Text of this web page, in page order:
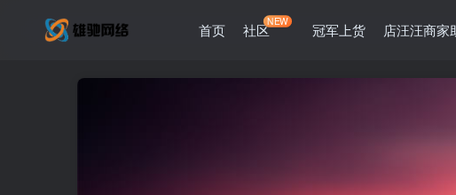
首页 社区NEW 冠军上货 店汪汪商家